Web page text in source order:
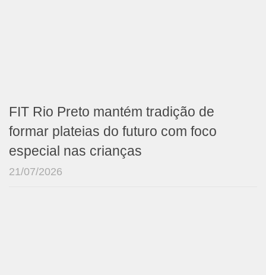
FIT Rio Preto mantém tradição de
formar plateias do futuro com foco
especial nas crianças
21/07/2026